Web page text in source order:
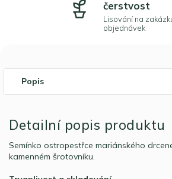
čerstvost
Lisování na
objednávek
Popis
Detailní popis produktu
Semínko ostropestřce mariánského
kamenném šrotovníku.